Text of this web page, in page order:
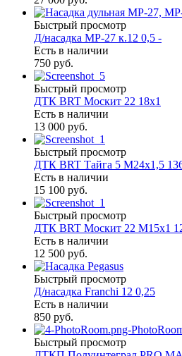
Быстрый просмотр
Д/насадка МР-27 к.12 0,5 -
Есть в наличии
750 руб.
Быстрый просмотр
ДТК BRT Москит 22 18х1
Есть в наличии
13 000 руб.
Быстрый просмотр
ДТК BRT Тайга 5 М24х1,5
Есть в наличии
15 100 руб.
Быстрый просмотр
ДТК BRT Москит 22 М15х1
Есть в наличии
12 500 руб.
Быстрый просмотр
Д/насадка Franchi 12 0,25
Есть в наличии
850 руб.
Быстрый просмотр